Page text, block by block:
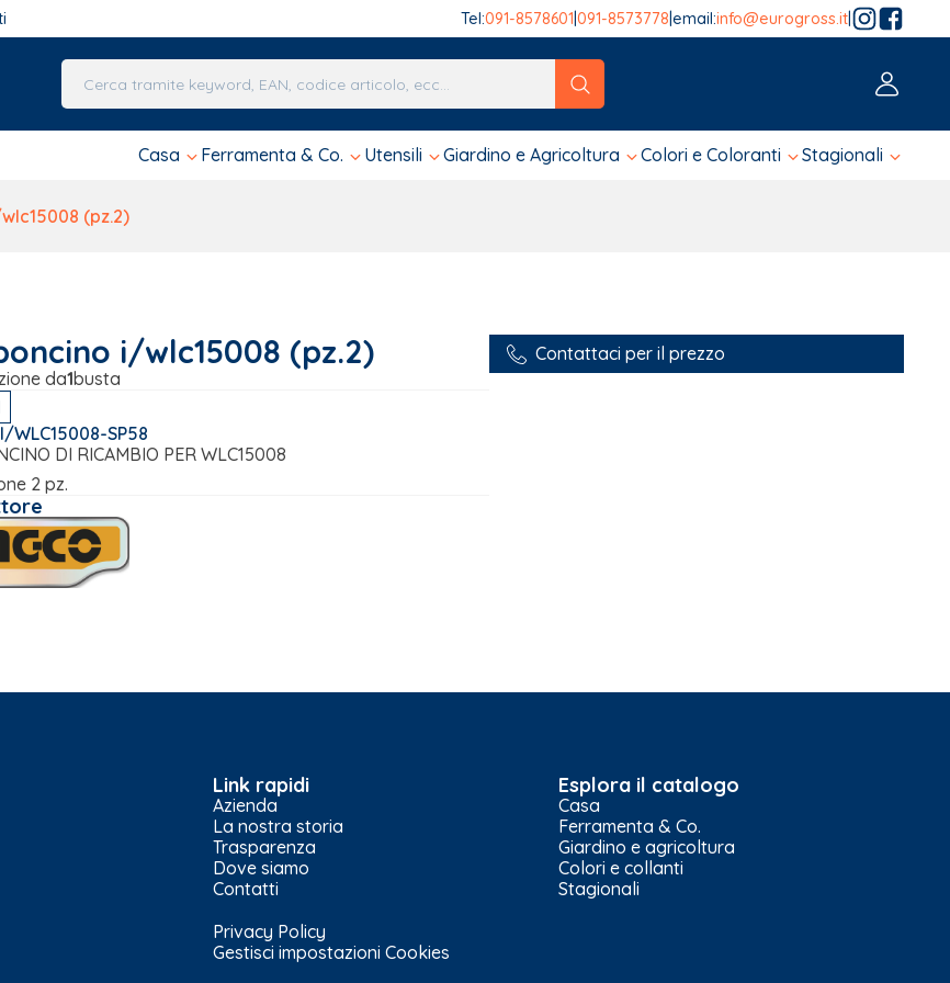
Tel:091-8578601 091-8573778 email:info@eurogross.it
Casa Ferramenta & Co. Utensili Giardino e Agricoltura Colori e Coloranti Stagionali
(pz.2)
i/wlc15008 (pz.2)
da1busta
I/WLC15008-SP58
DI RICAMBIO PER WLC15008
2 pz.
Contattaci per il prezzo
Link rapidi
Azienda
La nostra storia
Trasparenza
Dove siamo
Contatti
Privacy Policy
Gestisci impostazioni Cookies
Esplora il catalogo
Casa
Ferramenta & Co.
Giardino e agricoltura
Colori e collanti
Stagionali